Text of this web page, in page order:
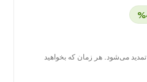
/mo تمدید می‌شود. هر زمان که بخواهید